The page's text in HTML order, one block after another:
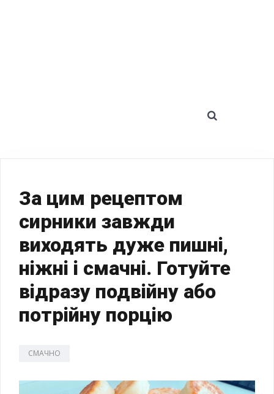
За цим рецептом
сирники завжди
виходять дуже пишні,
ніжні і смачні. Готуйте
відразу подвійну або
потрійну порцію
СМАЧНО